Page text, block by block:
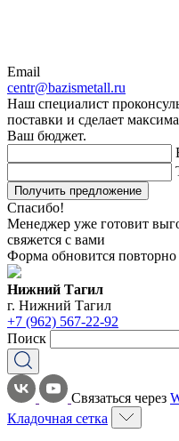
Email
centr@bazismetall.ru
Наш специалист
поставки и сделает
Ваш бюджет.
Получить предложение
Спасибо!
Менеджер уже готовит
свяжется с вами
Форма обновится повторно
Нижний Тагил
г. Нижний Тагил
+7 (962) 567-22-92
Поиск
Связаться через
Кладочная сетка